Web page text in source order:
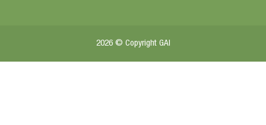
2026 © Copyright GAI